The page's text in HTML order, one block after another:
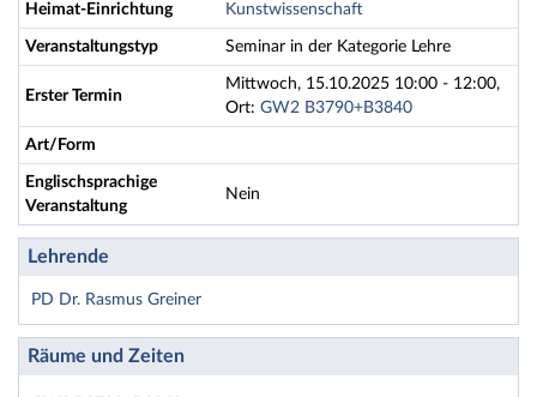
Heimat-Einrichtung Kunstwissenschaft
Veranstaltungstyp Seminar in der Kategorie Lehre
Erster Termin
Mittwoch, 15.10.2025 10:00 - 12:00,
Ort: GW2 B3790+B3840
Art/Form
Englischsprachige
Veranstaltung
Nein
Lehrende
PD Dr. Rasmus Greiner
Räume und Zeiten